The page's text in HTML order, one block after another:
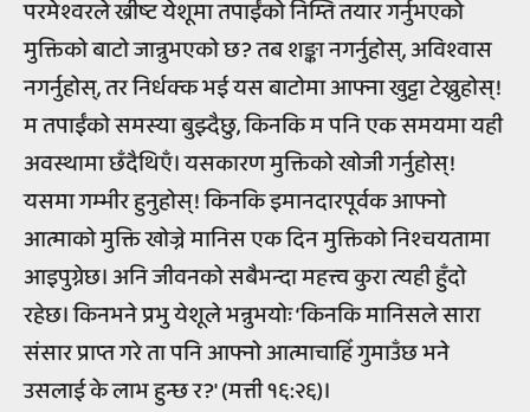
परमेश्वरले ख्रीष्ट येशूमा तपाईंको निम्ति तयार गर्नुभएको
मुक्तिको बाटो जान्नुभएको छ? तब शङ्का नगर्नुहोस्, अविश्वास
नगर्नुहोस्, तर निर्धक्क भई यस बाटोमा आफ्ना खुट्टा टेख्नुहोस्!
म तपाईंको समस्या बुझ्दैछु, किनकि म पनि एक समयमा यही
अवस्थामा छँदैथिएँ। यसकारण मुक्तिको खोजी गर्नुहोस्!
यसमा गम्भीर हुनुहोस्! किनकि इमानदारपूर्वक आफ्नो
आत्माको मुक्ति खोज्ने मानिस एक दिन मुक्तिको निश्चयतामा
आइपुग्नेछ। अनि जीवनको सबैभन्दा महत्त्व कुरा त्यही हुँदो
रहेछ। किनभने प्रभु येशूले भन्नुभयोः ‘किनकि मानिसले सारा
संसार प्राप्त गरे ता पनि आफ्नो आत्माचाहिँ गुमाउँछ भने
उसलाई के लाभ हुन्छ र?' (मत्ती १६:२६)।